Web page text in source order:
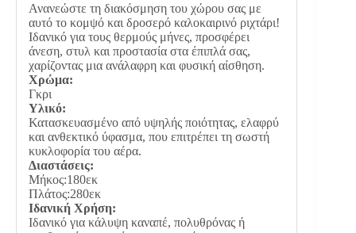
Ανανεώστε τη διακόσμηση του χώρου σας με
αυτό το κομψό και δροσερό καλοκαιρινό ριχτάρι!
Ιδανικό για τους θερμούς μήνες, προσφέρει
άνεση, στυλ και προστασία στα έπιπλά σας,
χαρίζοντας μια ανάλαφρη και φυσική αίσθηση.
Χρώμα:
Γκρι
Υλικό:
Κατασκευασμένο από υψηλής ποιότητας, ελαφρύ
και ανθεκτικό ύφασμα, που επιτρέπει τη σωστή
κυκλοφορία του αέρα.
Διαστάσεις:
Μήκος:180εκ
Πλάτος:280εκ
Ιδανική Χρήση:
Ιδανικό για κάλυψη καναπέ, πολυθρόνας ή